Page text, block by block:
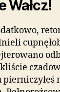
Wałcz!